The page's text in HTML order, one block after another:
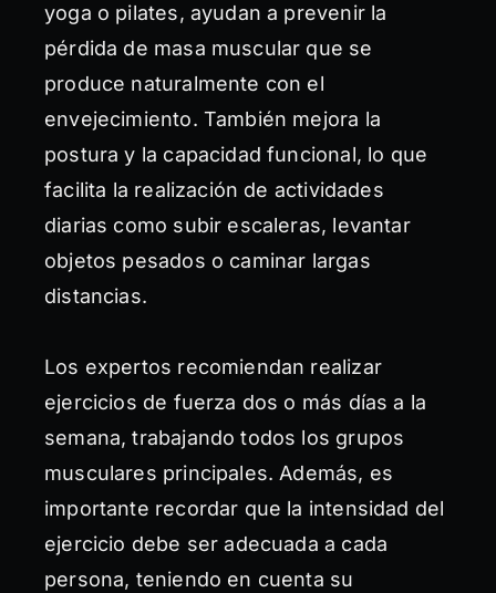
yoga o pilates, ayudan a prevenir la
pérdida de masa muscular que se
produce naturalmente con el
envejecimiento. También mejora la
postura y la capacidad funcional, lo que
facilita la realización de actividades
diarias como subir escaleras, levantar
objetos pesados o caminar largas
distancias.
Los expertos recomiendan realizar
ejercicios de fuerza dos o más días a la
semana, trabajando todos los grupos
musculares principales. Además, es
importante recordar que la intensidad del
ejercicio debe ser adecuada a cada
persona, teniendo en cuenta su